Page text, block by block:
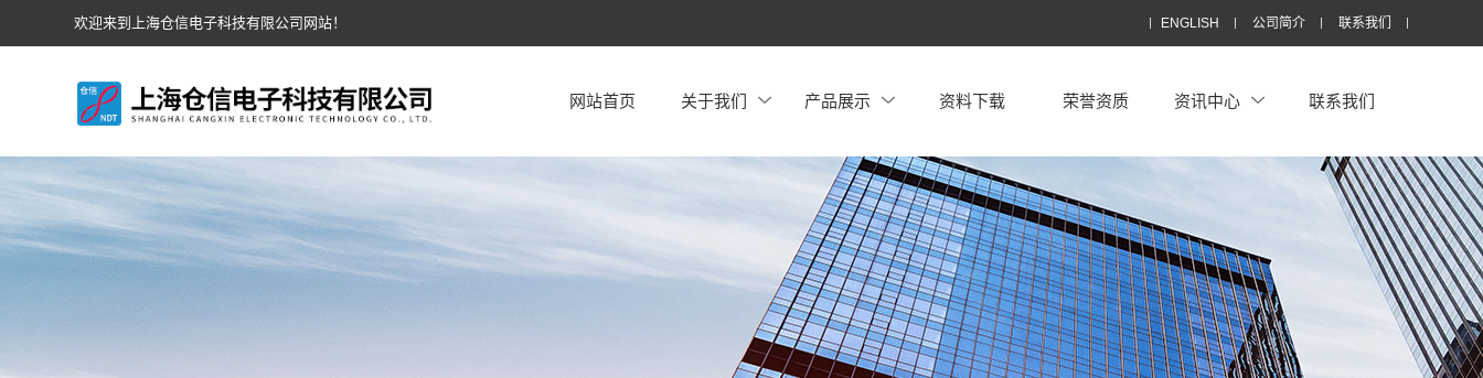
欢迎来到上海仓信电子科技有限公司网站！ ENGLISH 公司简介 联系我们
网站首页 关于我们 产品展示 资料下载 荣誉资质 资讯中心 联系我们